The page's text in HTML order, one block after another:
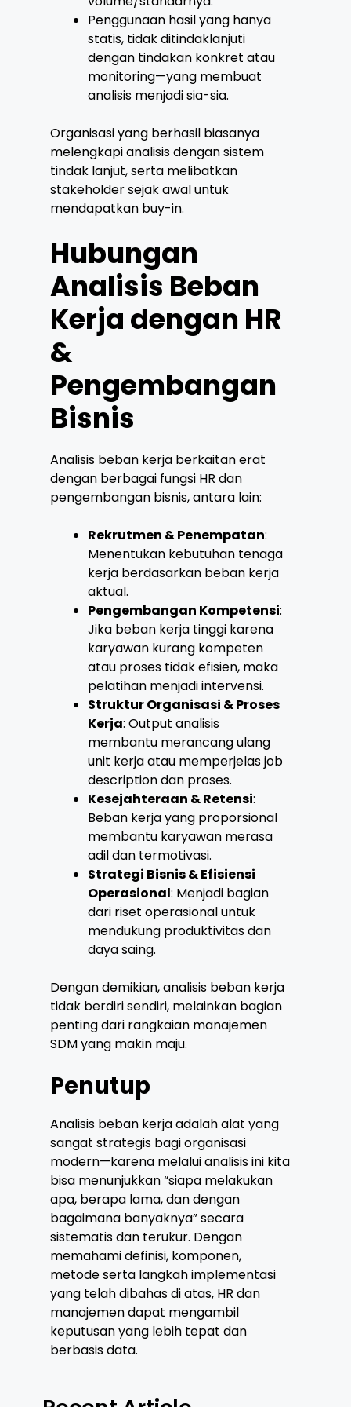
Penggunaan hasil yang hanya
statis, tidak ditindaklanjuti
dengan tindakan konkret atau
monitoring—yang membuat
analisis menjadi sia-sia.
Organisasi yang berhasil biasanya
melengkapi analisis dengan sistem
tindak lanjut, serta melibatkan
stakeholder sejak awal untuk
mendapatkan buy-in.
Hubungan
Analisis Beban
Kerja dengan HR
&
Pengembangan
Bisnis
Analisis beban kerja berkaitan erat
dengan berbagai fungsi HR dan
pengembangan bisnis, antara lain:
Rekrutmen & Penempatan:
Menentukan kebutuhan tenaga
kerja berdasarkan beban kerja
aktual.
Pengembangan Kompetensi:
Jika beban kerja tinggi karena
karyawan kurang kompeten
atau proses tidak efisien, maka
pelatihan menjadi intervensi.
Struktur Organisasi & Proses
Kerja: Output analisis
membantu merancang ulang
unit kerja atau memperjelas job
description dan proses.
Kesejahteraan & Retensi:
Beban kerja yang proporsional
membantu karyawan merasa
adil dan termotivasi.
Strategi Bisnis & Efisiensi
Operasional: Menjadi bagian
dari riset operasional untuk
mendukung produktivitas dan
daya saing.
Dengan demikian, analisis beban kerja
tidak berdiri sendiri, melainkan bagian
penting dari rangkaian manajemen
SDM yang makin maju.
Penutup
Analisis beban kerja adalah alat yang
sangat strategis bagi organisasi
modern—karena melalui analisis ini kita
bisa menunjukkan “siapa melakukan
apa, berapa lama, dan dengan
bagaimana banyaknya” secara
sistematis dan terukur. Dengan
memahami definisi, komponen,
metode serta langkah implementasi
yang telah dibahas di atas, HR dan
manajemen dapat mengambil
keputusan yang lebih tepat dan
berbasis data.